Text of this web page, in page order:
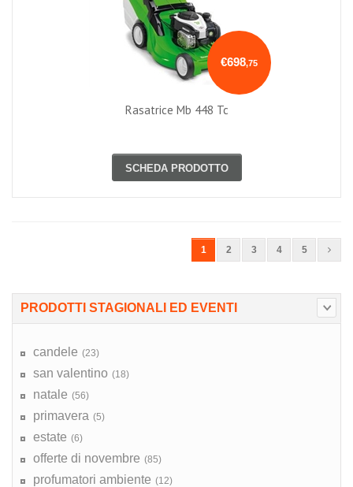
€698,75
Rasatrice Mb 448 Tc
SCHEDA PRODOTTO
1 2 3 4 5
PRODOTTI STAGIONALI ED EVENTI
candele (23)
san valentino (18)
natale (56)
primavera (5)
estate (6)
offerte di novembre (85)
profumatori ambiente (12)